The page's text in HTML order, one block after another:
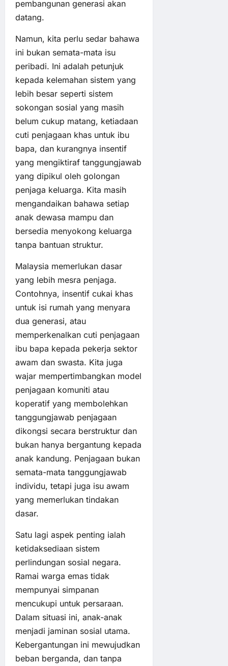
pembangunan generasi akan
datang.
Namun, kita perlu sedar bahawa
ini bukan semata-mata isu
peribadi. Ini adalah petunjuk
kepada kelemahan sistem yang
lebih besar seperti sistem
sokongan sosial yang masih
belum cukup matang, ketiadaan
cuti penjagaan khas untuk ibu
bapa, dan kurangnya insentif
yang mengiktiraf tanggungjawab
yang dipikul oleh golongan
penjaga keluarga. Kita masih
mengandaikan bahawa setiap
anak dewasa mampu dan
bersedia menyokong keluarga
tanpa bantuan struktur.
Malaysia memerlukan dasar
yang lebih mesra penjaga.
Contohnya, insentif cukai khas
untuk isi rumah yang menyara
dua generasi, atau
memperkenalkan cuti penjagaan
ibu bapa kepada pekerja sektor
awam dan swasta. Kita juga
wajar mempertimbangkan model
penjagaan komuniti atau
koperatif yang membolehkan
tanggungjawab penjagaan
dikongsi secara berstruktur dan
bukan hanya bergantung kepada
anak kandung. Penjagaan bukan
semata-mata tanggungjawab
individu, tetapi juga isu awam
yang memerlukan tindakan
dasar.
Satu lagi aspek penting ialah
ketidaksediaan sistem
perlindungan sosial negara.
Ramai warga emas tidak
mempunyai simpanan
mencukupi untuk persaraan.
Dalam situasi ini, anak-anak
menjadi jaminan sosial utama.
Kebergantungan ini mewujudkan
beban berganda, dan tanpa